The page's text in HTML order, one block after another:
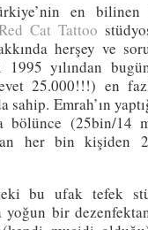
en
Cat Tattoo
herşey ve
1995 yılından
25.000!!!) en
sahip. Emrah’ın
bölünce (25bin/14
her bin kişiden
bu ufak tefek
yoğun bir